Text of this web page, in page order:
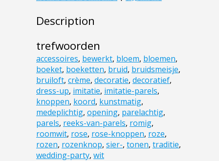
Description
trefwoorden
accessoires, bewerkt, bloem, bloemen,
boeket, boeketten, bruid, bruidsmeisje,
bruiloft, crème, decoratie, decoratief,
dress-up, imitatie, imitatie-parels,
knoppen, koord, kunstmatig,
medeplichtig, opening, parelachtig,
parels, reeks-van-parels, romig,
roomwit, rose, rose-knoppen, roze,
rozen, rozenknop, sier-, tonen, traditie,
wedding-party, wit